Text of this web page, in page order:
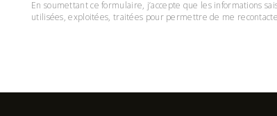
En soumettant ce formulaire, j’accepte que les informations
utilisées, exploitées, traitées pour permettre de me